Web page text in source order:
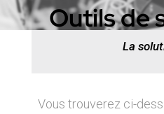
Outils de
La
Vous trouverez ci-